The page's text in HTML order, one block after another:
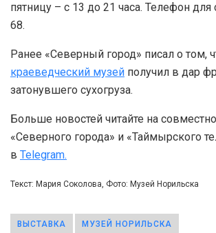
пятницу – с 13 до 21 часа. Телефон
68.
Ранее «Северный город» писал о том,
краеведческий музей получил в дар
затонувшего сухогруза.
Больше новостей читайте на
«Северного города» и «Таймырского
в Telegram.
Текст: Мария Соколова, Фото: Музей Норильска
ВЫСТАВКА МУЗЕЙ НОРИЛЬСКА